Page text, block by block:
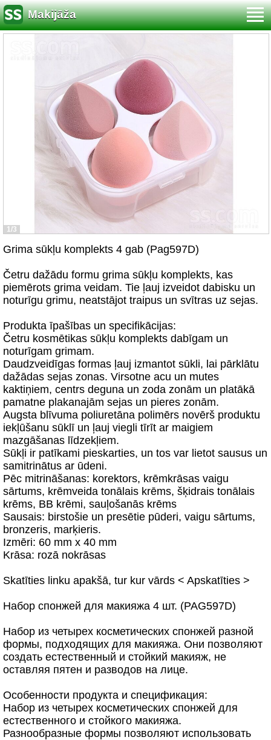
Makijāža
1/3
Grima sūkļu komplekts 4 gab (Pag597D)
Četru dažādu formu grima sūkļu komplekts, kas
piemērots grima veidam. Tie ļauj izveidot dabisku un
noturīgu grimu, neatstājot traipus un svītras uz sejas.
Produkta īpašības un specifikācijas:
Četru kosmētikas sūkļu komplekts dabīgam un
noturīgam grimam.
Daudzveidīgas formas ļauj izmantot sūkli, lai pārklātu
dažādas sejas zonas. Virsotne acu un mutes
kaktiņiem, centrs deguna un zoda zonām un platākā
pamatne plakanajām sejas un pieres zonām.
Augsta blīvuma poliuretāna polimērs novērš produktu
iekļūšanu sūklī un ļauj viegli tīrīt ar maigiem
mazgāšanas līdzekļiem.
Sūkļi ir patīkami pieskarties, un tos var lietot sausus un
samitrinātus ar ūdeni.
Pēc mitrināšanas: korektors, krēmkrāsas vaigu
sārtums, krēmveida tonālais krēms, šķidrais tonālais
krēms, BB krēmi, sauļošanās krēms
Sausais: birstošie un presētie pūderi, vaigu sārtums,
bronzeris, marķieris.
Izmēri: 60 mm x 40 mm
Krāsa: rozā nokrāsas
Skatīties linku apakšā, tur kur vārds < Apskatīties >
Набор спонжей для макияжа 4 шт. (PAG597D)
Набор из четырех косметических спонжей разной
формы, подходящих для макияжа. Они позволяют
создать естественный и стойкий макияж, не
оставляя пятен и разводов на лице.
Особенности продукта и спецификация:
Набор из четырех косметических спонжей для
естественного и стойкого макияжа.
Разнообразные формы позволяют использовать